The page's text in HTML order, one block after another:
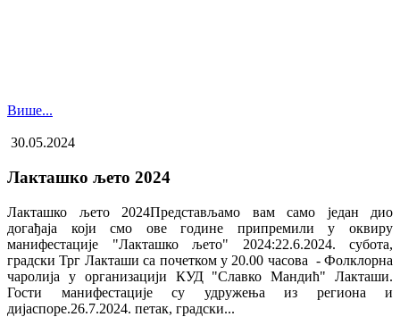
Више...
30.05.2024
Лакташко љето 2024
Лакташко љето 2024Представљамо вам само један дио
догађаја који смо ове године припремили у оквиру
манифестације "Лакташко љето" 2024:22.6.2024. субота,
градски Трг Лакташи са почетком у 20.00 часова - Фолклорна
чаролија у организацији КУД "Славко Мандић" Лакташи.
Гости манифестације су удружења из региона и
дијаспоре.26.7.2024. петак, градски...